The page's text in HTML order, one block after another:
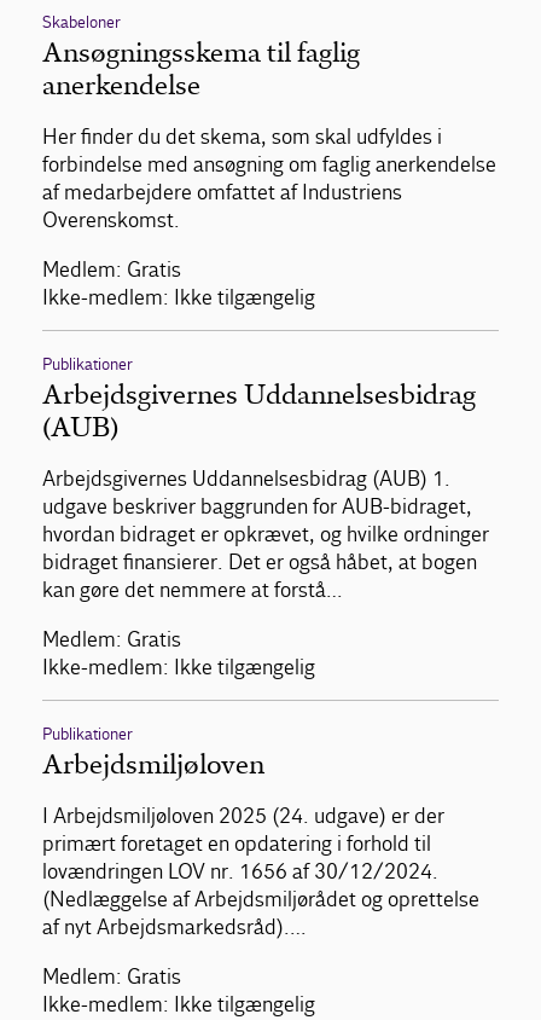
Skabeloner
Ansøgningsskema til faglig
anerkendelse
Her finder du det skema, som skal udfyldes i
forbindelse med ansøgning om faglig anerkendelse
af medarbejdere omfattet af Industriens
Overenskomst.
Medlem: Gratis
Ikke-medlem: Ikke tilgængelig
Publikationer
Arbejdsgivernes Uddannelsesbidrag
(AUB)
Arbejdsgivernes Uddannelsesbidrag (AUB) 1.
udgave beskriver baggrunden for AUB-bidraget,
hvordan bidraget er opkrævet, og hvilke ordninger
bidraget finansierer. Det er også håbet, at bogen
kan gøre det nemmere at forstå…
Medlem: Gratis
Ikke-medlem: Ikke tilgængelig
Publikationer
Arbejdsmiljøloven
I Arbejdsmiljøloven 2025 (24. udgave) er der
primært foretaget en opdatering i forhold til
lovændringen LOV nr. 1656 af 30/12/2024.
(Nedlæggelse af Arbejdsmiljørådet og oprettelse
af nyt Arbejdsmarkedsråd).…
Medlem: Gratis
Ikke-medlem: Ikke tilgængelig